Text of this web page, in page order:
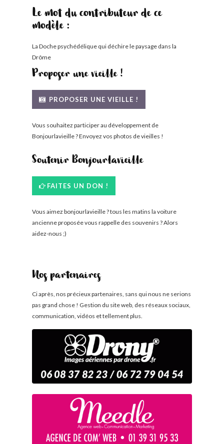
Le mot du contributeur de ce
modèle :
La Doche psychédélique qui déchire le paysage dans la
Drôme
Proposer une vieille !
PROPOSER UNE VIEILLE !
Vous souhaitez participer au développement de
Bonjourlavieille ? Envoyez vos photos de vieilles !
Soutenir Bonjourlavieille
FAITES UN DON !
Vous aimez bonjourlavieille ? tous les matins la voiture
ancienne proposée vous rappelle des souvenirs ? Alors
aidez-nous ;)
Nos partenaires
Ci après, nos précieux partenaires, sans qui nous ne serions
pas grand chose ! Gestion du site web, des réseaux sociaux,
communication, vidéos et tellement plus.